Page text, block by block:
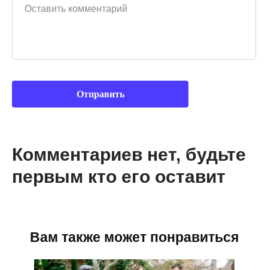
Комментариев нет, будьте
первым кто его оставит
Вам также может понравиться